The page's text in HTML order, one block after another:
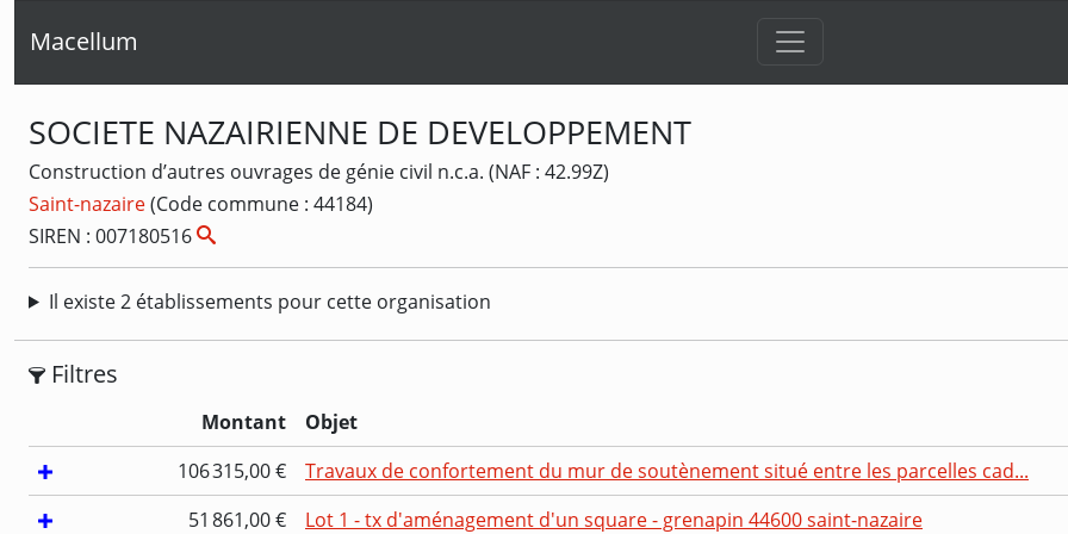
Macellum
SOCIETE NAZAIRIENNE DE DEVELOPPEMENT
Construction d’autres ouvrages de génie civil n.c.a. (NAF : 42.99Z)
Saint-nazaire(Code commune : 44184)
SIREN : 007180516
Il existe 2 établissements pour cette organisation
Filtres
Montant
Objet
106 315,00 €
Travaux de confortement du mur de soutènement situé entre les parcelles cad...
51 861,00 €
Lot 1 - tx d'aménagement d'un square - grenapin 44600 saint-nazaire